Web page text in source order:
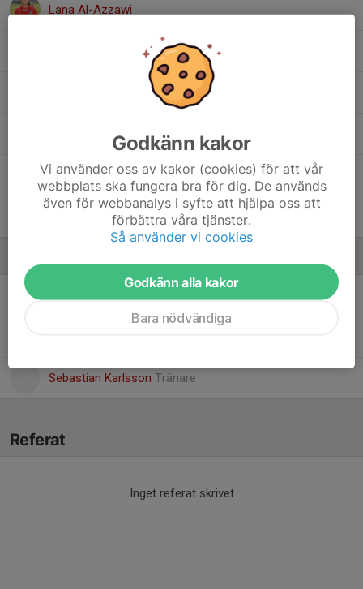
Lana Al-Azzawi
32. Tilda Werkelin , F12/13
Tuva Tinnerholm
Tyra Samuelsson
Sebastian Karlsson Tränare
Referat
Inget referat skrivet
Godkänn kakor
Vi använder oss av kakor (cookies) för att vår
webbplats ska fungera bra för dig. De används
även för webbanalys i syfte att hjälpa oss att
förbättra våra tjänster.
Så använder vi cookies
Godkänn alla kakor
Bara nödvändiga